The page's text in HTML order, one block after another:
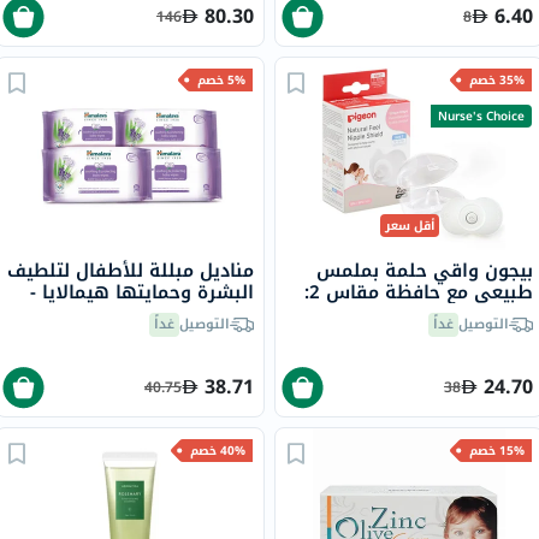
6.40
8
80.30
146
35% خصم
Nurse's Choice
أقل سعر
بيجون واقي حلمة بملمس
طبيعي مع حافظة مقاس 2:
من 13 إلى 16 ملم حزمة من 2التوصيلغداً
24.70
38
5% خصم
مناديل مبللة للأطفال لتلطيف
البشرة وحمايتها هيمالايا -
224 منديلالتوصيلغداً
38.71
40.75
15% خصم 40% خصم